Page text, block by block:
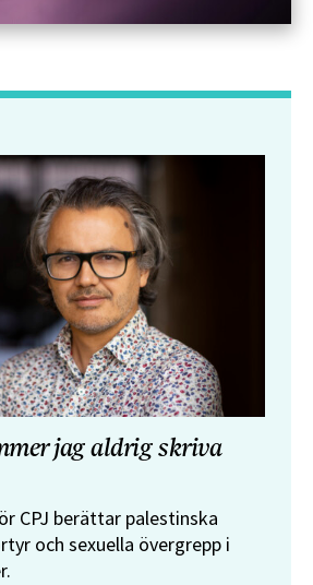
jag aldrig skriva
CPJ berättar palestinska
och sexuella övergrepp i